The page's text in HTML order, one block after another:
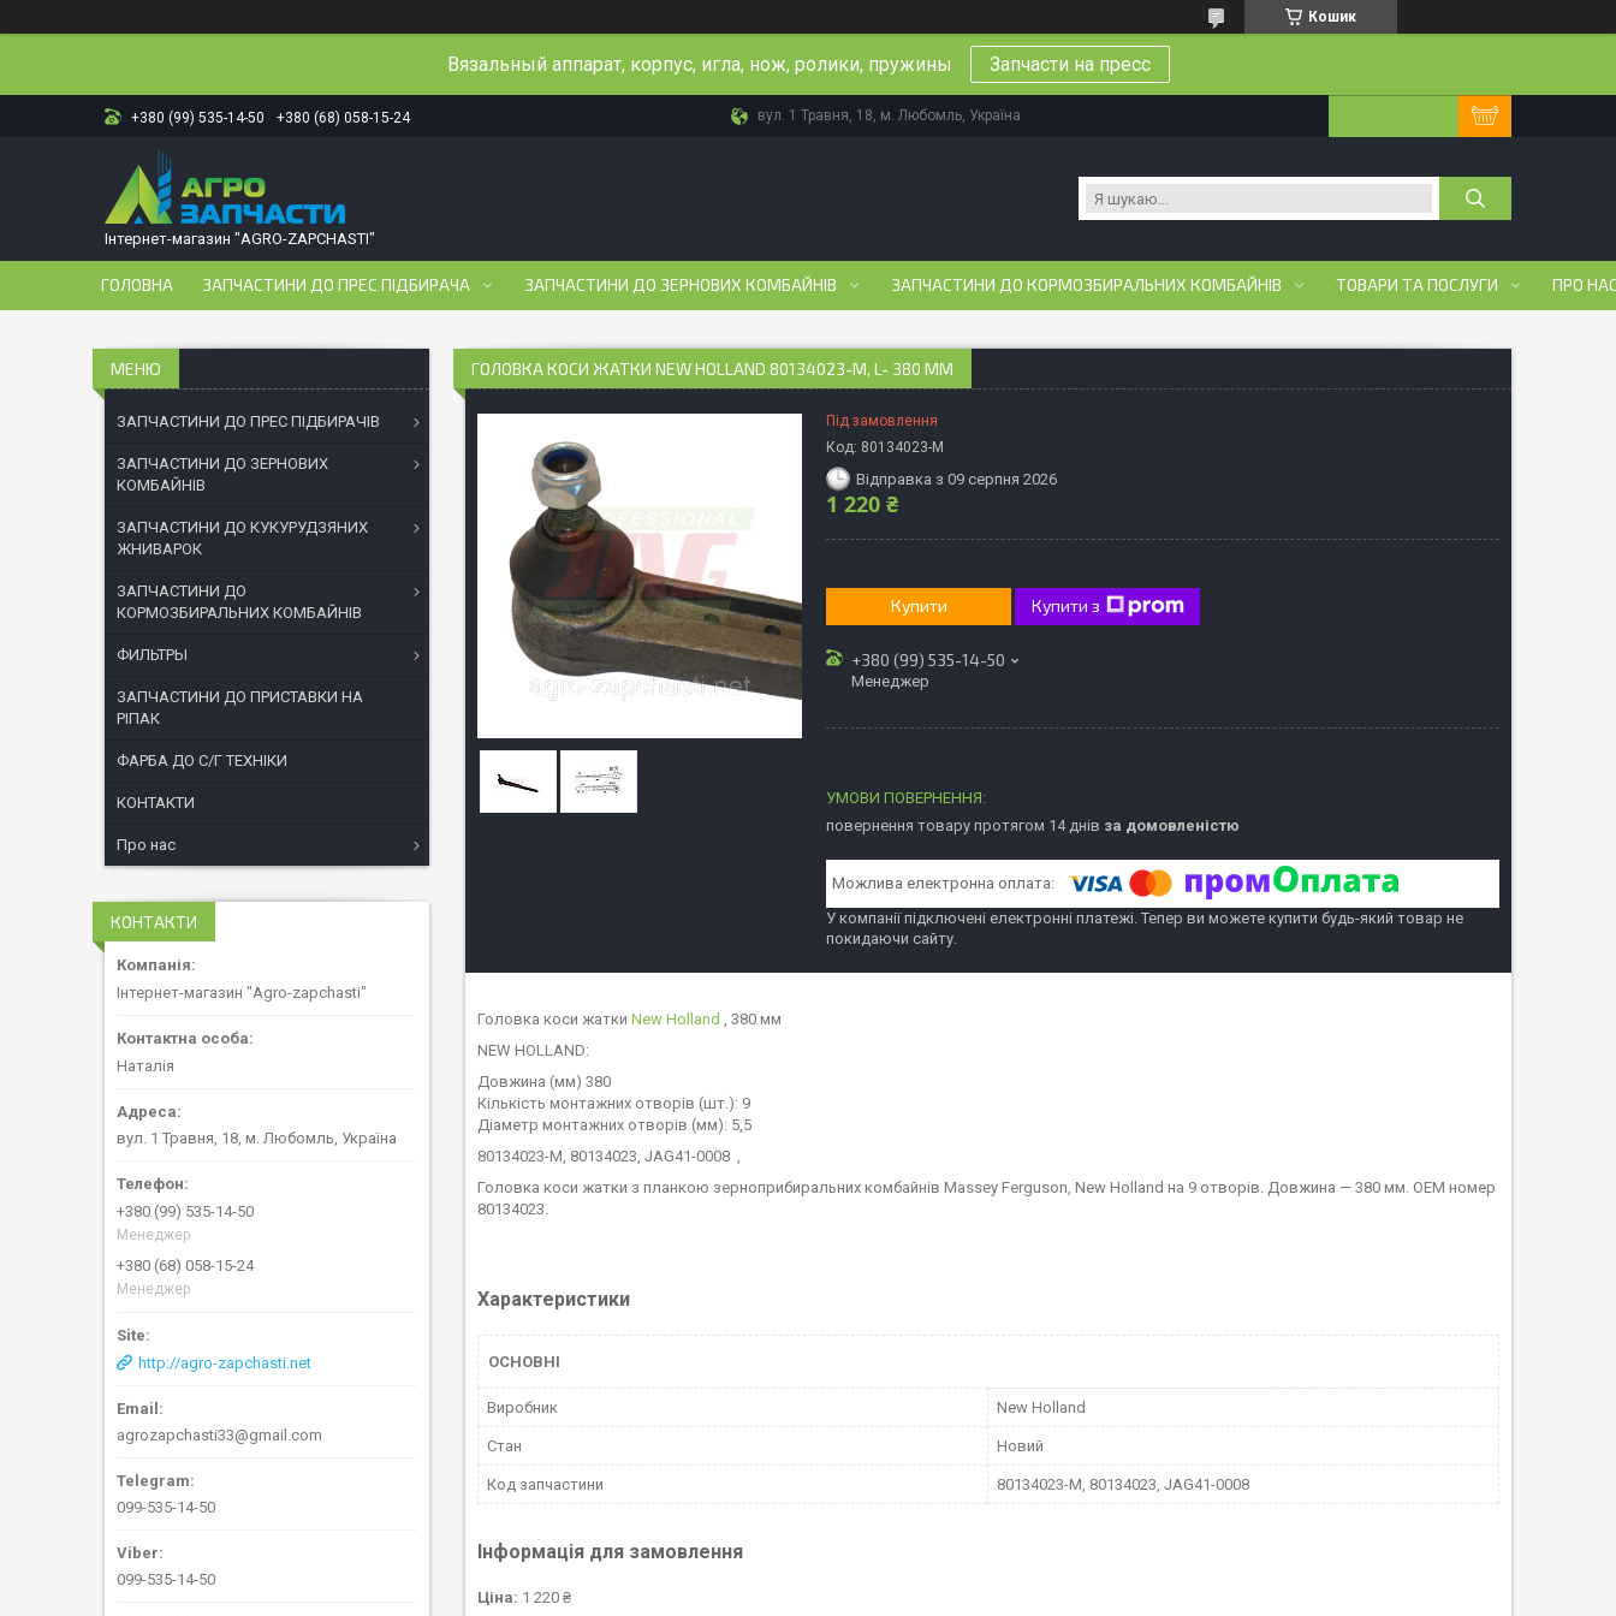
Кошик
Вязальный аппарат, корпус, игла, нож, ролики, пружины Запчасти на пресс
+380 (99) 535-14-50 +380 (68) 058-15-24 вул. 1 Травня, 18, м. Любомль, Україна
Інтернет-магазин "AGRO-ZAPCHASTI"
ГОЛОВНА ЗАПЧАСТИНИ ДО ПРЕС ПІДБИРАЧА ЗАПЧАСТИНИ ДО ЗЕРНОВИХ КОМБАЙНІВ ЗАПЧАСТИНИ ДО КОРМОЗБИРАЛЬНИХ КОМБАЙНІВ ТОВАРИ ТА ПОСЛУГИ ПРО
ГОЛОВКА КОСИ ЖАТКИ NEW HOLLAND 80134023-M, L- 380 ММ
Під замовлення
Код: 80134023-M
Відправка з 09 серпня 2026
1 220 ₴
Купити Купити з
+380 (99) 535-14-50
Менеджер
повернення товару протягом 14 днів за домовленістю
У компанії підключені електронні платежі. Тепер ви можете купити будь-який товар не
покидаючи сайту.
Головка коси жатки New Holland , 380 мм
NEW HOLLAND:
Довжина (мм) 380
Кількість монтажних отворів (шт.): 9
Діаметр монтажних отворів (мм): 5,5
80134023-M, 80134023, JAG41-0008 ,
Головка коси жатки з планкою зерноприбиральних комбайнів Massey Ferguson, New Holland на 9 отворів. Довжина — 380 мм. ОЕМ номер
80134023.
Характеристики
ОСНОВНІ
Виробник New Holland
Стан Новий
Код запчастини 80134023-M, 80134023, JAG41-0008
Інформація для замовлення
Ціна: 1 220 ₴
ЗАПЧАСТИНИ ДО ПРЕС ПІДБИРАЧІВ
ЗАПЧАСТИНИ ДО ЗЕРНОВИХ
КОМБАЙНІВ
ЗАПЧАСТИНИ ДО КУКУРУДЗЯНИХ
ЖНИВАРОК
ЗАПЧАСТИНИ ДО
КОРМОЗБИРАЛЬНИХ КОМБАЙНІВ
ФИЛЬТРЫ
ЗАПЧАСТИНИ ДО ПРИСТАВКИ НА
РІПАК
ФАРБА ДО С/Г ТЕХНІКИ
КОНТАКТИ
Про нас
КОНТАКТИ
Інтернет-магазин "Agro-zapchasti"
Наталія
вул. 1 Травня, 18, м. Любомль, Україна
+380 (99) 535-14-50
Менеджер
+380 (68) 058-15-24
Менеджер
http://agro-zapchasti.net
agrozapchasti33@gmail.com
099-535-14-50
099-535-14-50